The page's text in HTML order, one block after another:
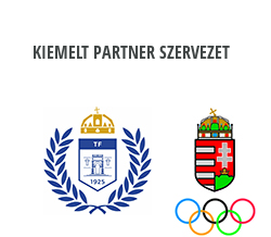
KIEMELT PARTNER SZERVEZET